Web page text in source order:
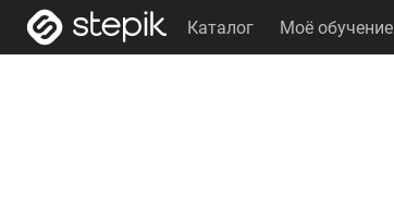
Каталог Моё обучение